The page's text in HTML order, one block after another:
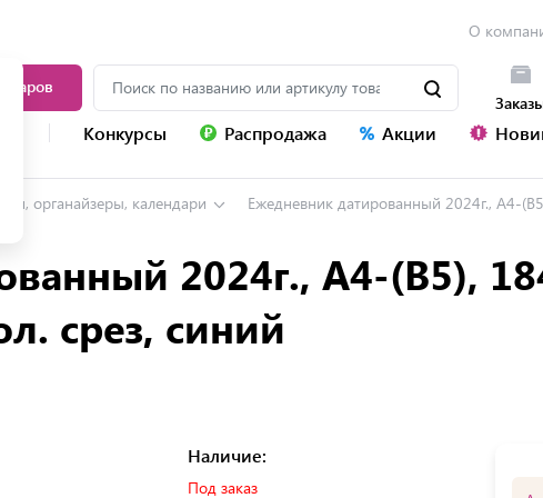
О
Конкурсы Распродажа Акции
органайзеры, календари Ежедневник датированный 2024г., А4-(В5),
2024г., А4-(В5),
срез, синий
Наличие:
Под заказ